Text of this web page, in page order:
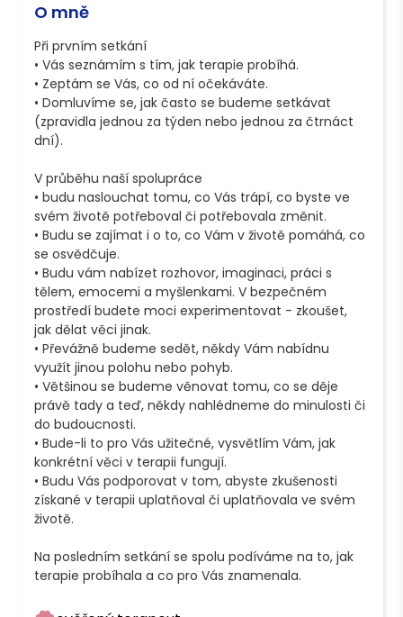
O mně
Při prvním setkání
• Vás seznámím s tím, jak terapie probíhá.
• Zeptám se Vás, co od ní očekáváte.
• Domluvíme se, jak často se budeme setkávat
(zpravidla jednou za týden nebo jednou za čtrnáct
dní).
V průběhu naší spolupráce
• budu naslouchat tomu, co Vás trápí, co byste ve
svém životě potřeboval či potřebovala změnit.
• Budu se zajímat i o to, co Vám v životě pomáhá, co
se osvědčuje.
• Budu vám nabízet rozhovor, imaginaci, práci s
tělem, emocemi a myšlenkami. V bezpečném
prostředí budete moci experimentovat - zkoušet,
jak dělat věci jinak.
• Převážně budeme sedět, někdy Vám nabídnu
využít jinou polohu nebo pohyb.
• Většinou se budeme věnovat tomu, co se děje
právě tady a teď, někdy nahlédneme do minulosti či
do budoucnosti.
• Bude-li to pro Vás užitečné, vysvětlím Vám, jak
konkrétní věci v terapii fungují.
• Budu Vás podporovat v tom, abyste zkušenosti
získané v terapii uplatňoval či uplatňovala ve svém
životě.
Na posledním setkání se spolu podíváme na to, jak
terapie probíhala a co pro Vás znamenala.